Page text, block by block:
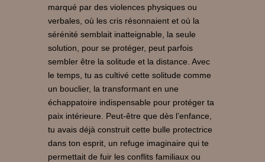
marqué par des violences physiques ou
verbales, où les cris résonnaient et où la
sérénité semblait inatteignable, la seule
solution, pour se protéger, peut parfois
sembler être la solitude et la distance. Avec
le temps, tu as cultivé cette solitude comme
un bouclier, la transformant en une
échappatoire indispensable pour protéger ta
paix intérieure. Peut-être que dès l’enfance,
tu avais déjà construit cette bulle protectrice
dans ton esprit, un refuge imaginaire qui te
permettait de fuir les conflits familiaux ou